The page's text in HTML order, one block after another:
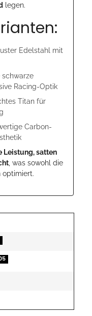
legen.
Edelstahl mit
schwarze
Racing-Optik
Titan für
Carbon-
Leistung, satten
, was sowohl die
optimiert.